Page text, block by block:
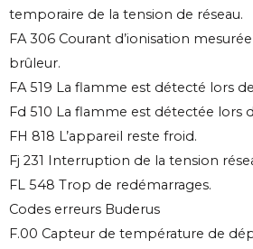
temporaire de la tension de réseau.
FA 306 Courant d’ionisation
brûleur.
FA 519 La flamme est détecté lors
Fd 510 La flamme est détectée lors
FH 818 L’appareil reste froid.
Fj 231 Interruption de la tension
FL 548 Trop de redémarrages.
Codes erreurs Buderus
F.00 Capteur de température de